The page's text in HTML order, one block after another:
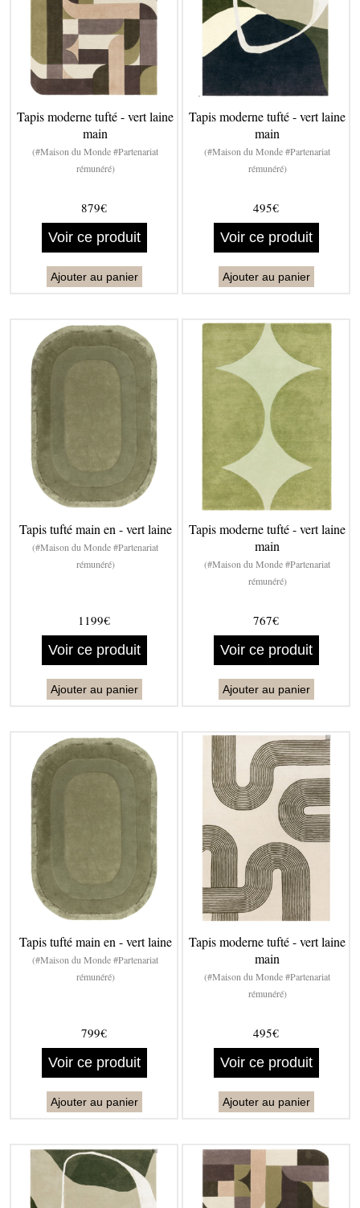
Tapis moderne tufté - vert laine
main
(#Maison du Monde #Partenariat
rémunéré)
879€
Voir ce produit
Ajouter au panier
Tapis moderne tufté - vert laine
main
(#Maison du Monde #Partenariat
rémunéré)
495€
Voir ce produit
Ajouter au panier
Tapis tufté main en - vert laine
(#Maison du Monde #Partenariat
rémunéré)
1199€
Voir ce produit
Ajouter au panier
Tapis moderne tufté - vert laine
main
(#Maison du Monde #Partenariat
rémunéré)
767€
Voir ce produit
Ajouter au panier
Tapis tufté main en - vert laine
(#Maison du Monde #Partenariat
rémunéré)
799€
Voir ce produit
Ajouter au panier
Tapis moderne tufté - vert laine
main
(#Maison du Monde #Partenariat
rémunéré)
495€
Voir ce produit
Ajouter au panier